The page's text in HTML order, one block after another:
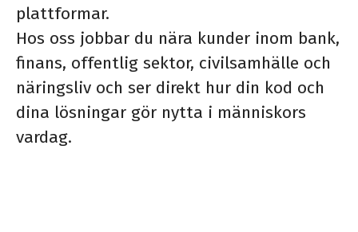
plattformar.
Hos oss jobbar du nära kunder inom bank,
finans, offentlig sektor, civilsamhälle och
näringsliv och ser direkt hur din kod och
dina lösningar gör nytta i människors
vardag.